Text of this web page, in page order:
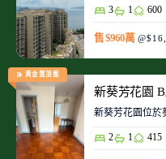
3 1 600
售 $960萬
黃金置頂盤
新葵芳花園
新葵芳花園位於
2 1 415